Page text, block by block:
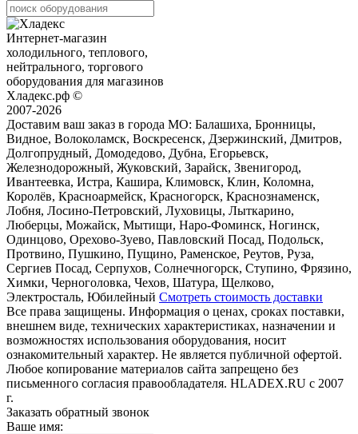
Интернет-магазин
холодильного, теплового,
нейтрального, торгового
оборудования для магазинов
Хладекс.рф ©
2007-2026
Доставим ваш заказ в города МО: Балашиха, Бронницы,
Видное, Волоколамск, Воскресенск, Дзержинский, Дмитров,
Долгопрудный, Домодедово, Дубна, Егорьевск,
Железнодорожный, Жуковский, Зарайск, Звенигород,
Ивантеевка, Истра, Кашира, Климовск, Клин, Коломна,
Королёв, Красноармейск, Красногорск, Краснознаменск,
Лобня, Лосино-Петровский, Луховицы, Лыткарино,
Люберцы, Можайск, Мытищи, Наро-Фоминск, Ногинск,
Одинцово, Орехово-Зуево, Павловский Посад, Подольск,
Протвино, Пушкино, Пущино, Раменское, Реутов, Руза,
Сергиев Посад, Серпухов, Солнечногорск, Ступино, Фрязино,
Химки, Черноголовка, Чехов, Шатура, Щелково,
Электросталь, Юбилейный Смотреть стоимость доставки
Все права защищены. Информация о ценах, сроках поставки,
внешнем виде, технических характеристиках, назначении и
возможностях использования оборудования, носит
ознакомительный характер. Не является публичной офертой.
Любое копирование материалов сайта запрещено без
письменного согласия правообладателя. HLADEX.RU c 2007
г.
Заказать обратный звонок
Ваше имя: